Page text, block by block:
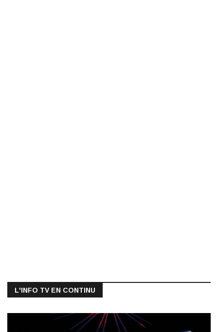
L'INFO TV EN CONTINU